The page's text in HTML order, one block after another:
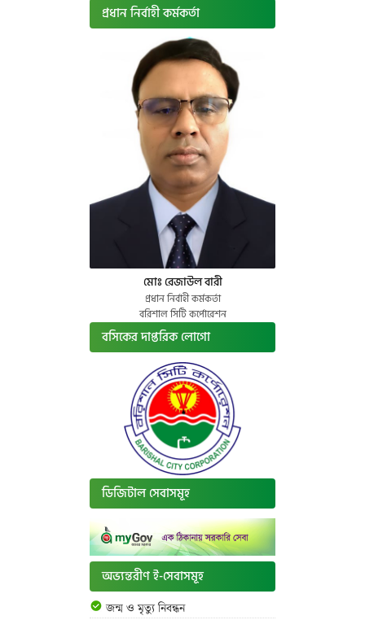
প্রধান নির্বাহী কর্মকর্তা
মোঃ রেজাউল বারী
প্রধান নির্বাহী কর্মকর্তা
বরিশাল সিটি কর্পোরেশন
বসিকের দাপ্তরিক লোগো
ডিজিটাল সেবাসমূহ
অভ্যন্তরীণ ই-সেবাসমূহ
জন্ম ও মৃত্যু নিবন্ধন